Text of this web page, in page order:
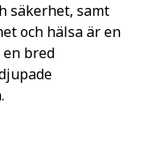
säkerhet, samt
och hälsa är en
bred